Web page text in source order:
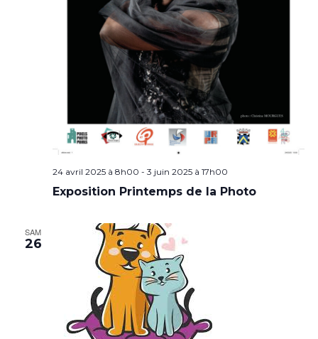
24 avril 2025 à 8h00 - 3 juin 2025 à 17h00
Exposition Printemps de la Photo
SAM
26